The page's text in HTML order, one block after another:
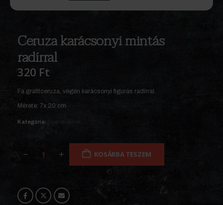
Ceruza karácsonyi mintás
radírral
320 Ft
Fa grafitceruza, végén karácsonyi figurás radírral.
Mérete: 7x 20 cm
Kategória:
KOSÁRBA TESZEM